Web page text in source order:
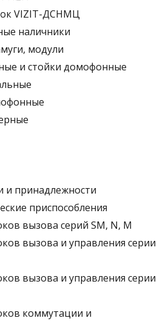
VIZIT-ДСНМЦ
наличники
модули
и стойки домофонные
и принадлежности
приспособления
вызова серий SM, N, M
вызова и управления серии
вызова и управления серии
коммутации и